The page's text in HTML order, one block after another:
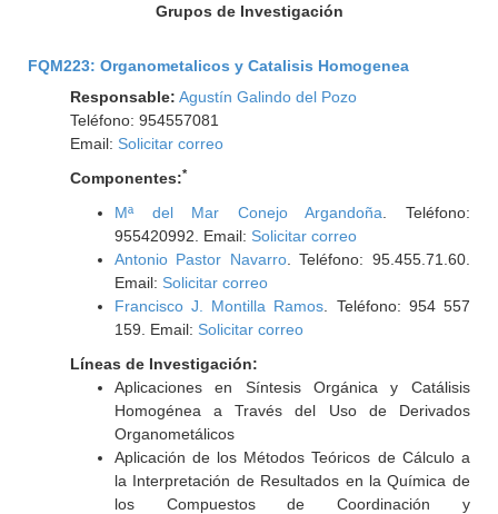
Grupos de Investigación
FQM223: Organometalicos y Catalisis Homogenea
Responsable: Agustín Galindo del Pozo
Teléfono: 954557081
Email: Solicitar correo
Componentes:*
Mª del Mar Conejo Argandoña . Teléfono:
955420992. Email: Solicitar correo
Antonio Pastor Navarro. Teléfono: 95.455.71.60.
Email: Solicitar correo
Francisco J. Montilla Ramos . Teléfono: 954 557
159. Email: Solicitar correo
Líneas de Investigación:
Aplicaciones en Síntesis Orgánica y Catálisis
Homogénea a Través del Uso de Derivados
Organometálicos
Aplicación de los Métodos Teóricos de Cálculo a
la Interpretación de Resultados en la Química de
los Compuestos de Coordinación y